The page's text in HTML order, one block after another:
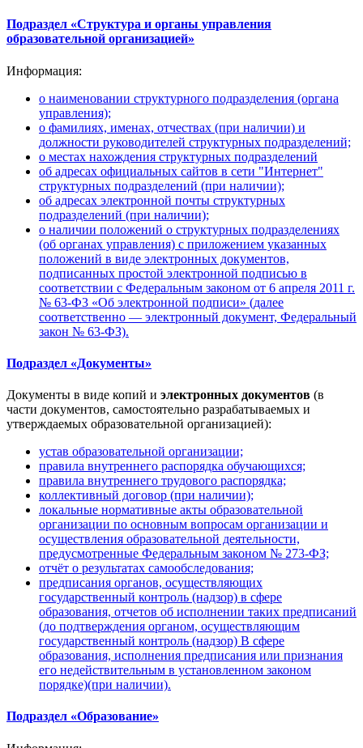
Подраздел «Структура и органы управления
образовательной организацией»
Информация:
о наименовании структурного подразделения (органа
управления);
о фамилиях, именах, отчествах (при наличии) и
должности руководителей структурных подразделений;
о местах нахождения структурных подразделений
об адресах официальных сайтов в сети "Интернет"
структурных подразделений (при наличии);
об адресах электронной почты структурных
подразделений (при наличии);
о наличии положений о структурных подразделениях
(об органах управления) с приложением указанных
положений в виде электронных документов,
подписанных простой электронной подписью в
соответствии с Федеральным законом от 6 апреля 2011 г.
№ 63-Ф3 «Об электронной подписи» (далее
соответственно — электронный документ, Федеральный
закон № 63-ФЗ).
Подраздел «Документы»
Документы в виде копий и электронных документов (в
части документов, самостоятельно разрабатываемых и
утверждаемых образовательной организацией):
устав образовательной организации;
правила внутреннего распорядка обучающихся;
правила внутреннего трудового распорядка;
коллективный договор (при наличии);
локальные нормативные акты образовательной
организации по основным вопросам организации и
осуществления образовательной деятельности,
предусмотренные Федеральным законом № 273-ФЗ;
отчёт о результатах самообследования;
предписания органов, осуществляющих
государственный контроль (надзор) в сфере
образования, отчетов об исполнении таких предписаний
(до подтверждения органом, осуществляющим
государственный контроль (надзор) B сфере
образования, исполнения предписания или признания
его недействительным в установленном законом
порядке)(при наличии).
Подраздел «Образование»